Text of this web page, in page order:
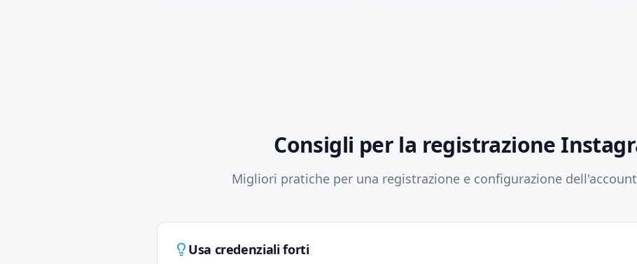
Consigli per la registrazione
Migliori pratiche per una registrazione e configurazione
Usa credenziali forti